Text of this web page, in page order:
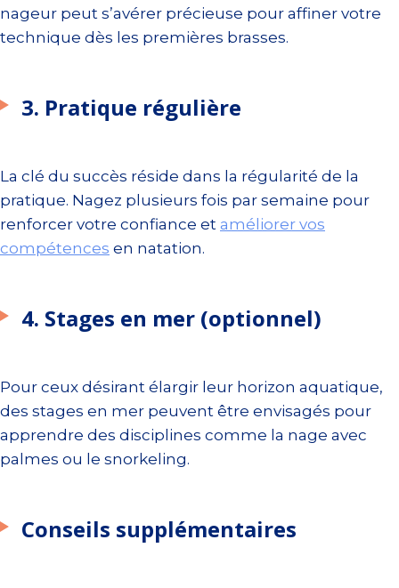
nageur peut s’avérer précieuse pour affiner votre
technique dès les premières brasses.
3. Pratique régulière
La clé du succès réside dans la régularité de la
pratique. Nagez plusieurs fois par semaine pour
renforcer votre confiance et améliorer vos
compétences en natation.
4. Stages en mer (optionnel)
Pour ceux désirant élargir leur horizon aquatique,
des stages en mer peuvent être envisagés pour
apprendre des disciplines comme la nage avec
palmes ou le snorkeling.
Conseils supplémentaires